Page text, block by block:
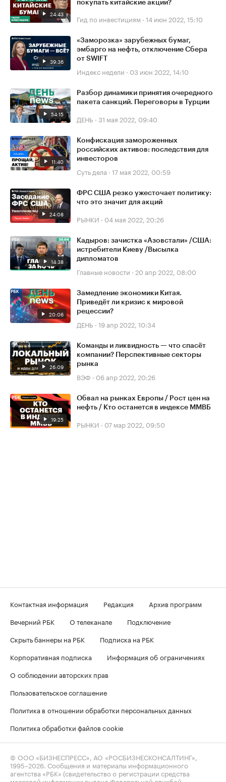
24:43
покупать китайские акции?
Гид по инвестициям · 14 июн 2022, 15:10
39:36
«Заморозка» зарубежных бумаг,
эмбарго на нефть, отключение Сбера
от SWIFT
Индекс недели · 03 июн 2022, 14:10
54:15
Разбор динамики принятия очередного
пакета санкций. Переговоры в Турции
ДЕНЬ · 31 мая 2022, 09:40
11:40
Конфискация замороженных
российских активов: последствия для
инвесторов
Суть дела · 17 мая 2022, 00:59
24:08
ФРС США резко ужесточает политику:
что это значит для акций
РЫНКИ · 04 мая 2022, 20:26
14:38
Кадыров: зачистка «Азовстали» /США:
истребители Киеву /Высылка
дипломатов
Главные новости · 20 апр 2022, 08:00
20:06
Замедление экономики Китая.
Приведёт ли кризис к мировой
рецессии?
ДЕНЬ · 19 апр 2022, 10:34
26:09
Команды и ликвидность — что спасёт
компании? Перспективные секторы
рынка
ВЭФ · 06 апр 2022, 20:26
19:25
Обвал на рынках Европы / Рост цен на
нефть / Кто останется в индексе ММВБ
РЫНКИ · 07 мар 2022, 09:50
Контактная информация Редакция
Архив программ
Вечерний РБК
О телеканале
Подключение
Скрыть баннеры на РБК
Подписка на РБК
Корпоративная подписка
Информация об ограничениях
О соблюдении авторских прав
Пользовательское соглашение
Политика в отношении обработки персональных данных
Политика обработки файлов cookie
© ООО «БИЗНЕСПРЕСС», АО «РОСБИЗНЕСКОНСАЛТИНГ»,
1995–2026 . Сообщения и материалы информационного
агентства «РБК» (свидетельство о регистрации средства